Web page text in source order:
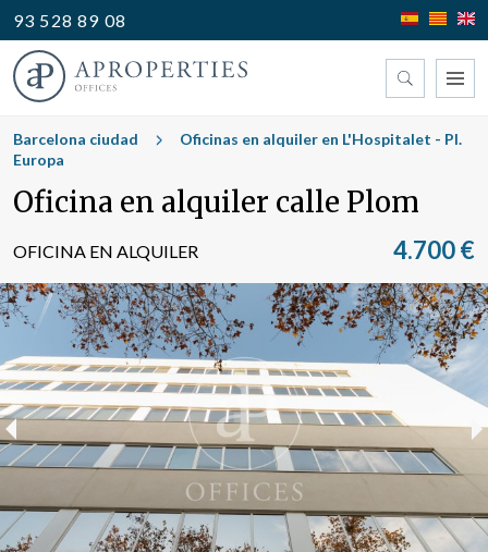
93 528 89 08
Encuentre su oficina
Tipo
Buscar por texto o referencia
Barcelona ciudad
Oficinas en alquiler en L'Hospitalet - Pl.
Europa
Oficina en alquiler calle Plom
OFICINA EN ALQUILER 4.700 €